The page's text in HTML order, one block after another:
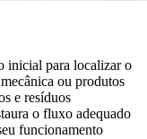
inicial para localizar o
ou produtos
e resíduos
o fluxo adequado
funcionamento